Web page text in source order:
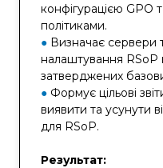
конфігурацією GPO
політиками.
● Визначає сервери
налаштування RSoP
затверджених
● Формує цільові
виявити та усунути
для RSoP.
Результат: